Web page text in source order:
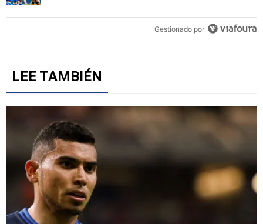
Un artículo de tendencia con el título "Cruz Azul 2-3 Atlante:
Cruz Azul 2-3 Atlante: goles, videos y resumen por la
LEE TAMBIÉN